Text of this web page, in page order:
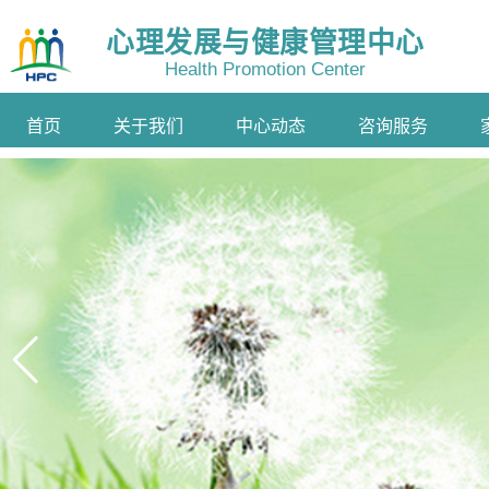
心理发展与健康管理中心
Health Promotion Center
首页 关于我们 中心动态 咨询服务